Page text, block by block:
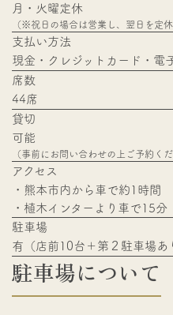
月・火曜定休
（※祝日の場合は営業し、翌日を定休
支払い方法
現金・クレジットカード・電
席数
44席
貸切
可能
（事前にお問い合わせの上ご予約くだ
アクセス
・熊本市内から車で約1時間
​​​​​​​・植木インターより車で15分​​​​​​​
駐車場
有（店前10台＋第２駐車場あ
駐車場について